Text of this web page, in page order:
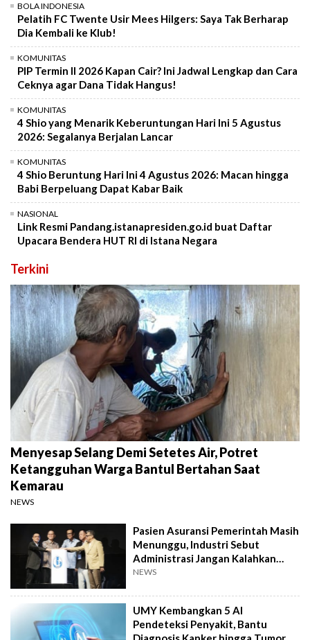
BOLA INDONESIA
Pelatih FC Twente Usir Mees Hilgers: Saya Tak Berharap
Dia Kembali ke Klub!
KOMUNITAS
PIP Termin II 2026 Kapan Cair? Ini Jadwal Lengkap dan Cara
Ceknya agar Dana Tidak Hangus!
KOMUNITAS
4 Shio yang Menarik Keberuntungan Hari Ini 5 Agustus
2026: Segalanya Berjalan Lancar
KOMUNITAS
4 Shio Beruntung Hari Ini 4 Agustus 2026: Macan hingga
Babi Berpeluang Dapat Kabar Baik
NASIONAL
Link Resmi Pandang.istanapresiden.go.id buat Daftar
Upacara Bendera HUT RI di Istana Negara
Terkini
Menyesap Selang Demi Setetes Air, Potret
Ketangguhan Warga Bantul Bertahan Saat
Kemarau
NEWS
Pasien Asuransi Pemerintah Masih
Menunggu, Industri Sebut
Administrasi Jangan Kalahkan
Kemanusiaan
NEWS
UMY Kembangkan 5 AI
Pendeteksi Penyakit, Bantu